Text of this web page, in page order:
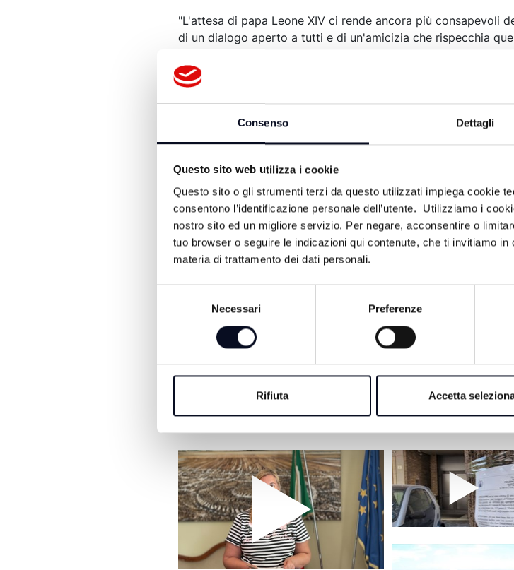
Consenso Dettagli
Questo sito web utilizza i cookie
Questo sito o gli strumenti terzi da questo utilizzati impiega cookie
consentono l’identificazione personale dell’utente. Utilizziamo i
nostro sito ed un migliore servizio. Per negare, acconsentire o
tuo browser o seguire le indicazioni qui contenute, che ti invitiamo
materia di trattamento dei dati personali.
Necessari Preferenze
Rifiuta Accetta
"L'attesa di papa Leone XIV ci rende ancora più consapevoli
di un dialogo aperto a tutti e di un'amicizia che rispecchia
Fondazione Meeting -: attraverso le mostre, gli spettacoli e il
rendere presenti esperienze, iniziative, riflessioni e opere
questo amore e che, a loro volta, hanno mosso il mondo
e di libertà. Se il principio che muove l'universo, fino alle
di amore che desidera coinvolgere anche la nostra esistenza
propria vita, nelle proprie relazioni e nei propri impegni
Il titolo e fil-rouge del 47mo Meeting è "L'amor che move il
verso della Divina Commedia. Previsti tremila volontari a cui
visita del Papa.
ALTRE NOTIZIE DI ATTUALITÀ